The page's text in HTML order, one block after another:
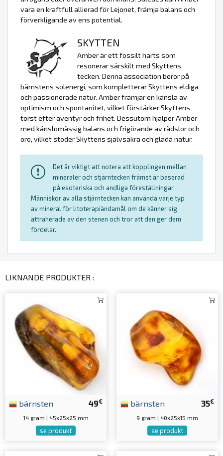
vara en kraftfull allierad för Lejonet, främja balans och
förverkligande av ens potential.
SKYTTEN
Amber är ett fossilt harts som
resonerar särskilt med Skyttens
tecken. Denna association beror på
bärnstens solenergi, som kompletterar Skyttens eldiga
och passionerade natur. Amber främjar en känsla av
optimism och spontanitet, vilket förstärker Skyttens
törst efter äventyr och frihet. Dessutom hjälper Amber
med känslomässig balans och frigörande av rädslor och
oro, vilket stöder Skyttens självsäkra och glada natur.
Det är viktigt att notera att kopplingen mellan
mineraler och stjärntecken främst är baserad
på esoteriska och andliga föreställningar.
Människor av alla stjärntecken kan använda varje typ
av mineral för litoterapiändamål om de känner sig
attraherade av den stenen och tror att den ger dem
fördelar.
LIKNANDE PRODUKTER :
49€
bärnsten
14 gram | 45x25x25 mm
se produkt
35€
bärnsten
9 gram | 40x25x15 mm
se produkt